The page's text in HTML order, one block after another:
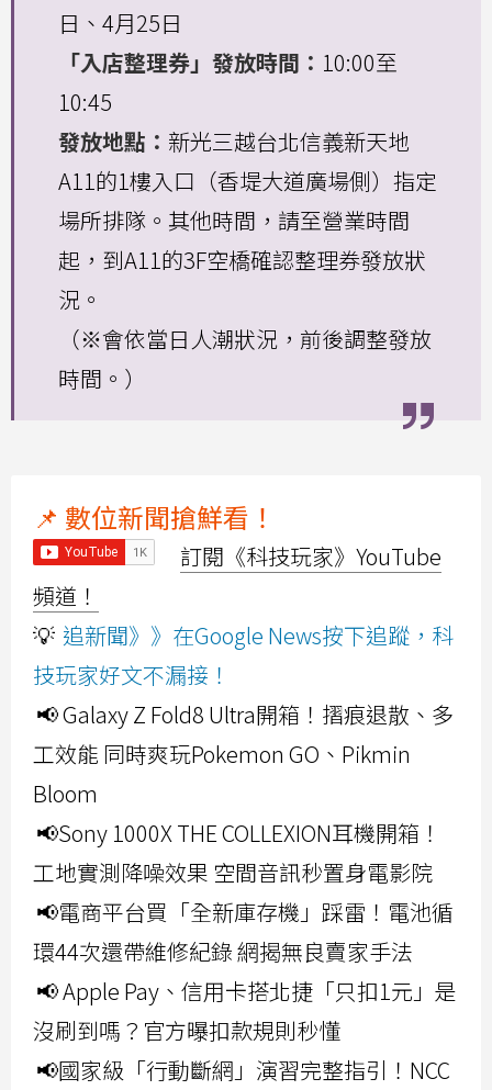
日、4月25日
「入店整理券」發放時間： 10:00至
10:45
發放地點： 新光三越台北信義新天地
A11的1樓入口（香堤大道廣場側）指定
場所排隊。其他時間，請至營業時間
起，到A11的3F空橋確認整理券發放狀
況。
（※會依當日人潮狀況，前後調整發放
時間。）
📌 數位新聞搶鮮看！
訂閱《科技玩家》YouTube
頻道！
💡 追新聞》》在Google News按下追蹤，科
技玩家好文不漏接！
📢 Galaxy Z Fold8 Ultra開箱！摺痕退散、多
工效能 同時爽玩Pokemon GO、Pikmin
Bloom
📢Sony 1000X THE COLLEXION耳機開箱！
工地實測降噪效果 空間音訊秒置身電影院
📢電商平台買「全新庫存機」踩雷！電池循
環44次還帶維修紀錄 網揭無良賣家手法
📢 Apple Pay、信用卡搭北捷「只扣1元」是
沒刷到嗎？官方曝扣款規則秒懂
📢國家級「行動斷網」演習完整指引！NCC